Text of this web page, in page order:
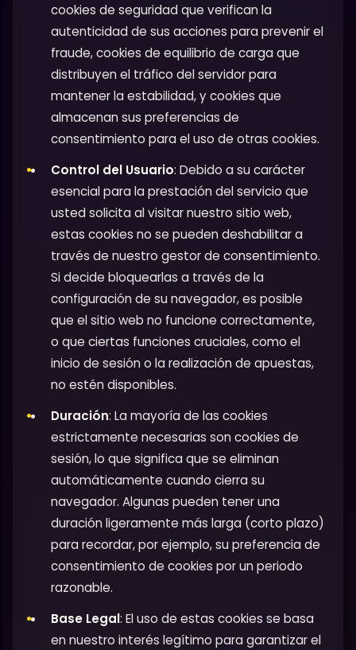
cookies de seguridad que verifican la
autenticidad de sus acciones para prevenir el
fraude, cookies de equilibrio de carga que
distribuyen el tráfico del servidor para
mantener la estabilidad, y cookies que
almacenan sus preferencias de
consentimiento para el uso de otras cookies.
Control del Usuario: Debido a su carácter
esencial para la prestación del servicio que
usted solicita al visitar nuestro sitio web,
estas cookies no se pueden deshabilitar a
través de nuestro gestor de consentimiento.
Si decide bloquearlas a través de la
configuración de su navegador, es posible
que el sitio web no funcione correctamente,
o que ciertas funciones cruciales, como el
inicio de sesión o la realización de apuestas,
no estén disponibles.
Duración: La mayoría de las cookies
estrictamente necesarias son cookies de
sesión, lo que significa que se eliminan
automáticamente cuando cierra su
navegador. Algunas pueden tener una
duración ligeramente más larga (corto plazo)
para recordar, por ejemplo, su preferencia de
consentimiento de cookies por un periodo
razonable.
Base Legal: El uso de estas cookies se basa
en nuestro interés legítimo para garantizar el